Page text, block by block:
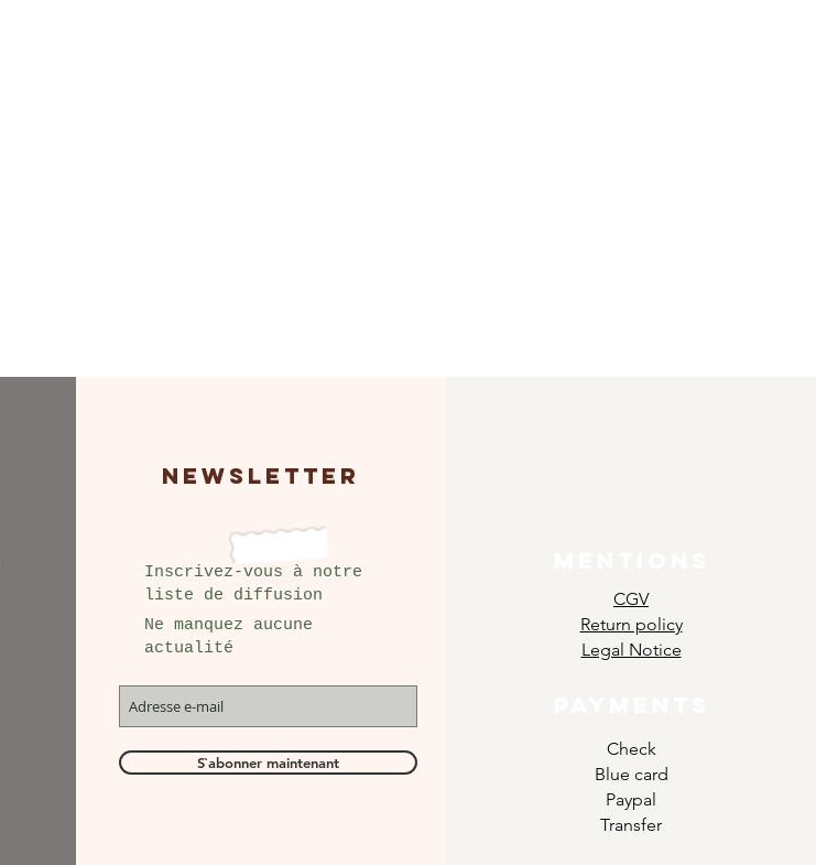
NEWSLETTER
Inscrivez-vous à notre
liste de diffusion
Ne manquez aucune
actualité
S`abonner maintenant
CGV
Return policy
Legal Notice
Check
Blue card
Paypal
Transfer